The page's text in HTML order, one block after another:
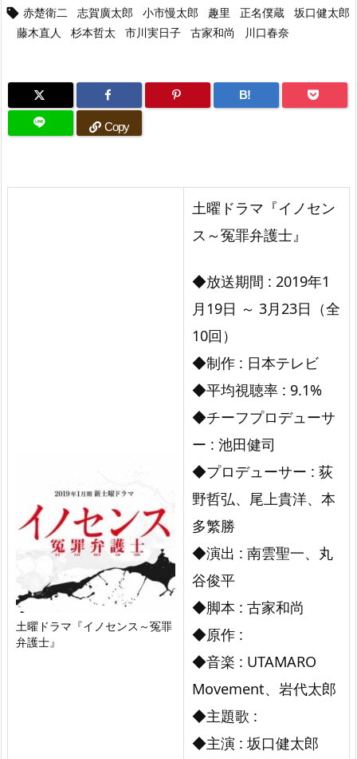
 赤楚衛二 志賀廣太郎 小市慢太郎 趣里 正名僕蔵
坂口健太郎
藤木直人
杉本哲太 市川実日子 古家和尚 川口春奈
B!
Copy
土曜ドラマ『イノセンス～冤罪
弁護士』
土曜ドラマ『イノセン
ス～冤罪弁護士』
◆放送期間 : 2019年1
月19日 ～ 3月23日（全
10回）
◆制作 : 日本テレビ
◆平均視聴率 : 9.1%
◆チーフプロデューサ
ー : 池田健司
◆プロデューサー : 荻
野哲弘、尾上貴洋、本
多繁勝
◆演出 : 南雲聖一、丸
谷俊平
◆脚本 : 古家和尚
◆原作 :
◆音楽 : UTAMARO
Movement、岩代太郎
◆主題歌 :
◆主演 : 坂口健太郎